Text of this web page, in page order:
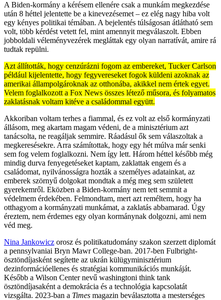
A Biden-kormány a kérésem ellenére csak a munkám megkezdése
után 8 héttel jelentette be a kinevezésemet – ez elég nagy hiba volt
egy kényes politikai témában. A bejelentés túlságosan átlátható sem
volt, több kérdést vetett fel, mint amennyit megválaszolt. Ebben
jobboldali véleményvezérek megláttak egy olyan narratívát, amire rá
tudtak repülni.
Azt állították, hogy cenzúrázni fogom az embereket, Tucker Carlson
például kijelentette, hogy fegyvereseket fogok küldeni azoknak az
amerikai állampolgároknak az otthonába, akikkel nem értek egyet.
Velem foglalkozott a Fox News összes létező műsora, és folyamatos
zaklatásnak voltam kitéve a családommal együtt.
Akkoriban voltam terhes a fiammal, és ez volt az első kormányzati
állásom, meg akartam magam védeni, de a minisztérium azt
tanácsolta, ne reagáljak semmire. Ráadásul ők sem válaszoltak a
megkeresésekre. Arra számítottak, hogy egy hét múlva már senki
sem fog velem foglalkozni. Nem így lett. Három héttel később még
mindig durva fenyegetéseket kaptam, zaklattak engem és a
családomat, nyilvánosságra hozták a személyes adatainkat, az
emberek szörnyű dolgokat mondtak a még meg sem született
gyerekemről. Eközben a Biden-kormány nem tett semmit a
védelmem érdekében. Felmondtam, mert azt reméltem, hogy ha
otthagyom a kormányzati munkámat, a zaklatás abbamarad. Úgy
éreztem, nem érdemes egy olyan kormánynak dolgozni, ami nem
véd meg.
Nina Jankowicz orosz és politikatudomány szakon szerzett diplomát
a pennsylvaniai Bryn Mawr College-ban. 2017-ben Fulbright-
ösztöndíjasként segítette az ukrán külügyminisztérium
dezinformációellenes és stratégiai kommunikációs munkáját.
Később a Wilson Center nevű washingtoni think tank
ösztöndíjasaként a demokrácia és a technológia kapcsolatát
vizsgálta. 2023-ban a Times magazin beválasztotta a mesterséges